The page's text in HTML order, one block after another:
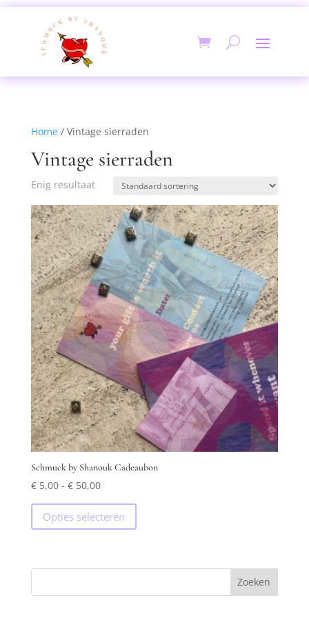
Home/ Vintage sierraden
Vintage sierraden
Enig resultaat
Schmuck by Shanouk Cadeaubon
€5,00 - €50,00Prijsklasse:
€ 5,00
tot
€ 50,00
Opties selecteren
heeft
optie